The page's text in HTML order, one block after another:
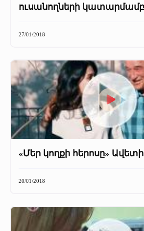
ուսանողների կատարմամբ
27/01/2018
«Մեր կողքի հերոսը»
20/01/2018